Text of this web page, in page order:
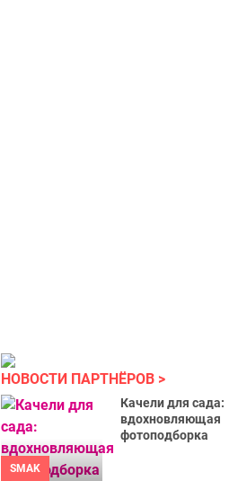
НОВОСТИ ПАРТНЁРОВ
SMAK
Качели для сада:
вдохновляющая
фотоподборка